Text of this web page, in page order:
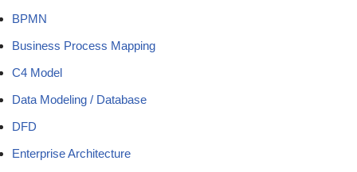
BPMN
Business Process Mapping
C4 Model
Data Modeling / Database
DFD
Enterprise Architecture